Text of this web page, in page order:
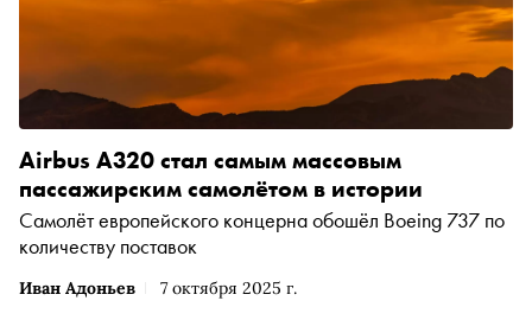
Иван Адоньев 7 октября 2025 г.
Airbus A320 стал самым массовым
пассажирским самолётом в истории
Самолёт европейского концерна обошёл Boeing 737 по
количеству поставок